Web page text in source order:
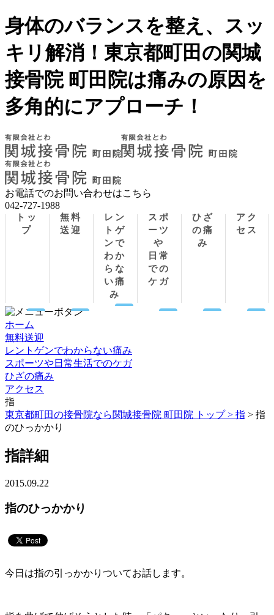
身体のバランスを整え、スッ
キリ解消！東京都町田の関城
接骨院 町田院は痛みの原因を
多角的にアプローチ！
お電話でのお問い合わせはこちら
042-727-1988
トッ
プ
無料
送迎
レン
トゲ
ンで
わか
らな
い痛
み
スポ
ーツ
や
日常
での
ケガ
ひざ
の痛
み
アク
セス
ホーム
無料送迎
レントゲンでわからない痛み
スポーツや日常生活でのケガ
ひざの痛み
アクセス
指
東京都町田の接骨院なら関城接骨院 町田院 トップ > 指 > 指
のひっかかり
指詳細
2015.09.22
指のひっかかり
今日は指の引っかかりついてお話します。